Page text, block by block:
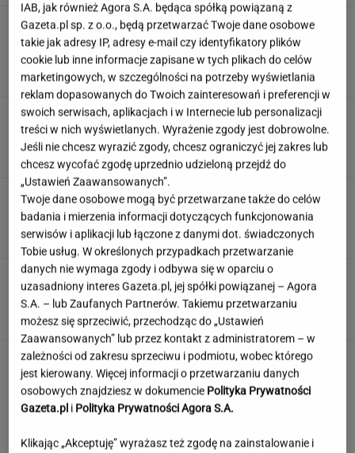
Huczne świętowanie, a potem
perturbacje. Polacy zapamiętają ten wyjazd na
długo
SUBSKRYPCJA
Śmierć Marii Zięby w "Na Wspólnej" to
ponury żart. Scenarzysta popłynął
ZUZANNA KWASEK
Sensacyjne odkrycie w Gdańsku. Pod "Misiem"
czekał historyczny skarb
Angelina Jolie pod presją. Brad Pitt domaga
się ujawnienia dokumentów
IAB, jak również Agora S.A. będąca spółką powiązaną z
Gazeta.pl sp. z o.o., będą przetwarzać Twoje dane osobowe
takie jak adresy IP, adresy e-mail czy identyfikatory plików
cookie lub inne informacje zapisane w tych plikach do celów
marketingowych, w szczególności na potrzeby wyświetlania
reklam dopasowanych do Twoich zainteresowań i preferencji w
swoich serwisach, aplikacjach i w Internecie lub personalizacji
treści w nich wyświetlanych. Wyrażenie zgody jest dobrowolne.
Jeśli nie chcesz wyrazić zgody, chcesz ograniczyć jej zakres lub
chcesz wycofać zgodę uprzednio udzieloną przejdź do
„Ustawień Zaawansowanych”.
Twoje dane osobowe mogą być przetwarzane także do celów
badania i mierzenia informacji dotyczących funkcjonowania
serwisów i aplikacji lub łączone z danymi dot. świadczonych
Tobie usług. W określonych przypadkach przetwarzanie
danych nie wymaga zgody i odbywa się w oparciu o
uzasadniony interes Gazeta.pl, jej spółki powiązanej – Agora
S.A. – lub Zaufanych Partnerów. Takiemu przetwarzaniu
możesz się sprzeciwić, przechodząc do „Ustawień
Zaawansowanych” lub przez kontakt z administratorem – w
zależności od zakresu sprzeciwu i podmiotu, wobec którego
jest kierowany. Więcej informacji o przetwarzaniu danych
osobowych znajdziesz w dokumencie Polityka Prywatności
Gazeta.pl i Polityka Prywatności Agora S.A.
Klikając „Akceptuję” wyrażasz też zgodę na zainstalowanie i